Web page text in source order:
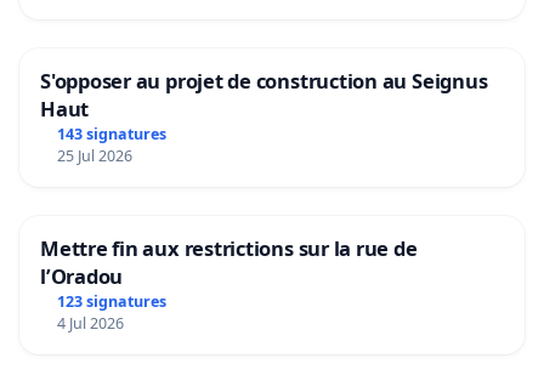
S'opposer au projet de construction au Seignus
Haut
143 signatures
25 Jul 2026
Mettre fin aux restrictions sur la rue de
l’Oradou
123 signatures
4 Jul 2026